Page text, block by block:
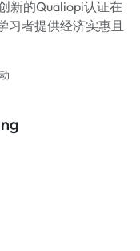
新的Qualiopi认证在
习者提供经济实惠且